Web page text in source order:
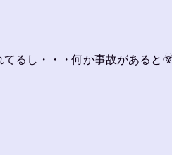
るし・・・何か事故があると